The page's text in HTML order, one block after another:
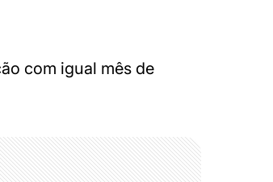
com igual mês de